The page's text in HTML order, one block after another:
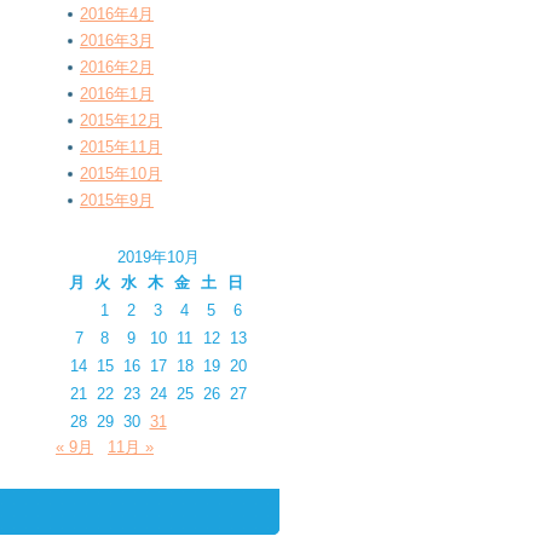
2016年4月
2016年3月
2016年2月
2016年1月
2015年12月
2015年11月
2015年10月
2015年9月
2019年10月
月
火 水 木 金 土
日
1
2 3 4 5
6
7
8 9 10 11 12
13
14 15 16 17 18 19 20
21 22 23 24 25 26 27
28 29 30 31
« 9月
11月 »